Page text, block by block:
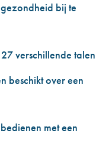
bij te
verschillende talen
beschikt over een
met een